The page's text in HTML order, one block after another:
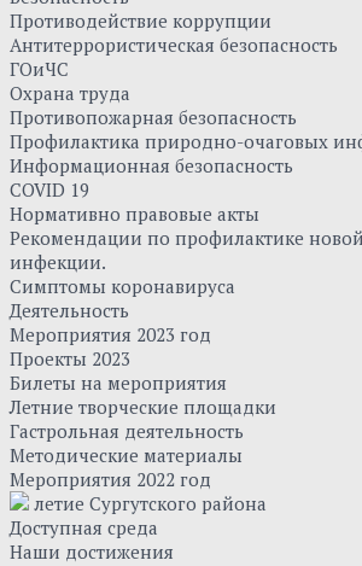
Противодействие коррупции
Антитеррористическая безопасность
ГОиЧС
Охрана труда
Противопожарная безопасность
Профилактика природно-очаговых
Информационная безопасность
COVID 19
Нормативно правовые акты
Рекомендации по профилактике
инфекции.
Симптомы коронавируса
Деятельность
Мероприятия 2023 год
Проекты 2023
Билеты на мероприятия
Летние творческие площадки
Гастрольная деятельность
Методические материалы
Мероприятия 2022 год
летие Сургутского района
Доступная среда
Наши достижения